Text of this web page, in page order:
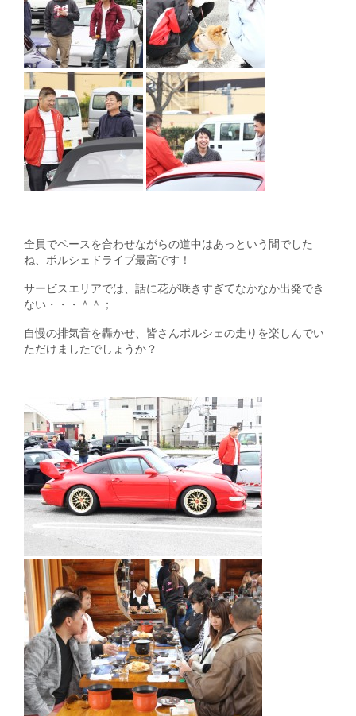
全員でペースを合わせながらの道中はあっという間でした
ね、ポルシェドライブ最高です！
サービスエリアでは、話に花が咲きすぎてなかなか出発でき
ない・・・＾＾；
自慢の排気音を轟かせ、皆さんポルシェの走りを楽しんでい
ただけましたでしょうか？